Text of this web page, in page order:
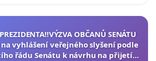
OBČANŮ SENÁTU
na vyhlášení veřejného slyšení podle
řádu Senátu k návrhu na přijetí